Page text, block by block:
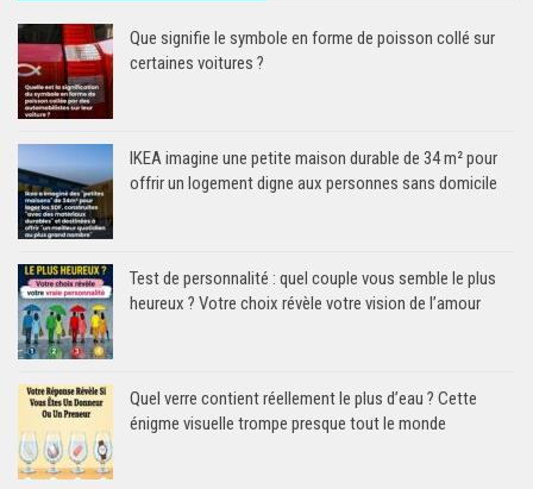
Que signifie le symbole en forme de poisson collé sur
certaines voitures ?
IKEA imagine une petite maison durable de 34 m² pour
offrir un logement digne aux personnes sans domicile
Test de personnalité : quel couple vous semble le plus
heureux ? Votre choix révèle votre vision de l’amour
Quel verre contient réellement le plus d’eau ? Cette
énigme visuelle trompe presque tout le monde